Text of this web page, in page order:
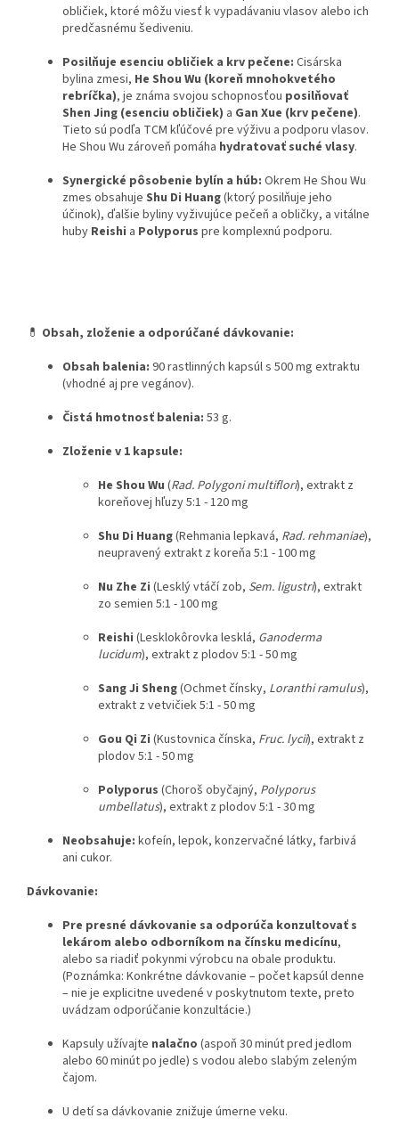
obličiek, ktoré môžu viesť k vypadávaniu vlasov alebo ich
predčasnému šediveniu.
Posilňuje esenciu obličiek a krv pečene: Cisárska
bylina zmesi, He Shou Wu (koreň mnohokvetého
rebríčka), je známa svojou schopnosťou posilňovať
Shen Jing (esenciu obličiek) a Gan Xue (krv pečene).
Tieto sú podľa TCM kľúčové pre výživu a podporu vlasov.
He Shou Wu zároveň pomáha hydratovať suché vlasy.
Synergické pôsobenie bylín a húb: Okrem He Shou Wu
zmes obsahuje Shu Di Huang(ktorý posilňuje jeho
účinok), ďalšie byliny vyživujúce pečeň a obličky, a vitálne
huby Reishi a Polyporus pre komplexnú podporu.
💊 Obsah, zloženie a odporúčané dávkovanie:
Obsah balenia: 90 rastlinných kapsúl s 500 mg extraktu
(vhodné aj pre vegánov).
Čistá hmotnosť balenia: 53 g.
Zloženie v 1 kapsule:
He Shou Wu (Rad. Polygoni multiflori), extrakt z
koreňovej hľuzy 5:1 - 120 mg
Shu Di Huang(Rehmania lepkavá, Rad. rehmaniae),
neupravený extrakt z koreňa 5:1 - 100 mg
Nu Zhe Zi (Lesklý vtáčí zob, Sem. ligustri), extrakt
zo semien 5:1 - 100 mg
Reishi (Lesklokôrovka lesklá, Ganoderma
lucidum), extrakt z plodov 5:1 - 50 mg
Sang Ji Sheng(Ochmet čínsky, Loranthi ramulus),
extrakt z vetvičiek 5:1 - 50 mg
Gou Qi Zi (Kustovnica čínska, Fruc. lycii), extrakt z
plodov 5:1 - 50 mg
Polyporus (Choroš obyčajný, Polyporus
umbellatus), extrakt z plodov 5:1 - 30 mg
Neobsahuje: kofeín, lepok, konzervačné látky, farbivá
ani cukor.
Dávkovanie:
Pre presné dávkovanie sa odporúča konzultovať s
lekárom alebo odborníkom na čínsku medicínu,
alebo sa riadiť pokynmi výrobcu na obale produktu.
(Poznámka: Konkrétne dávkovanie – počet kapsúl denne
– nie je explicitne uvedené v poskytnutom texte, preto
uvádzam odporúčanie konzultácie.)
Kapsuly užívajte nalačno (aspoň 30 minút pred jedlom
alebo 60 minút po jedle) s vodou alebo slabým zeleným
čajom.
U detí sa dávkovanie znižuje úmerne veku.